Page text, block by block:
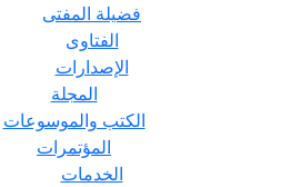
فضيلة المفتى
الفتاوى
الإصدارات
المجلة
الكتب والموسوعات
المؤتمرات
الخدمات